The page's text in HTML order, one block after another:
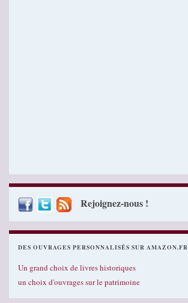
Rejoignez-nous !
DES OUVRAGES PERSONNALISÉS SUR AMAZON.FR
Un grand choix de livres historiques
un choix d'ouvrages sur le patrimoine